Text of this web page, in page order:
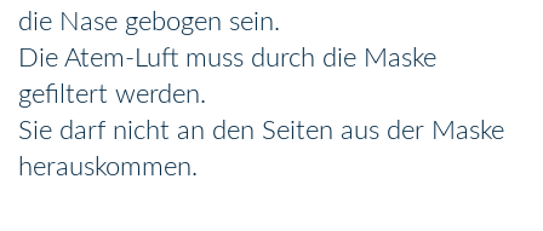
die Nase gebogen sein.
Die Atem-Luft muss durch die Maske
gefiltert werden.
Sie darf nicht an den Seiten aus der Maske
herauskommen.